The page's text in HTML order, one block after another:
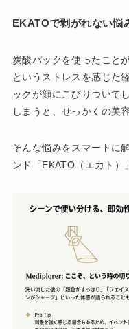
EKATOで剥がれない悩
炭酸パックを使ったこと
というストレスを感じた
ックが顔にこびりついて
しまうと、せっかくの美
そんな悩みをスマートに
ンド「EKATO（エカト）